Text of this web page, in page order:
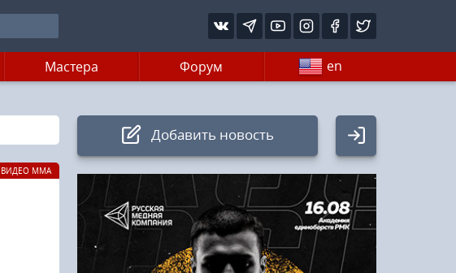
Мастера Форум en
ВИДЕО MMA
Добавить новость
Авторизация
Логин: